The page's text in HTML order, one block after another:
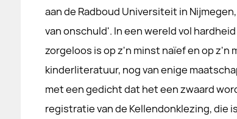
aan de Radboud Universiteit in
van onschuld'. In een wereld vol
zorgeloos is op z'n minst naïef en op
kinderliteratuur, nog van enige
met een gedicht dat het een zwaard
registratie van de Kellendonklezing, die